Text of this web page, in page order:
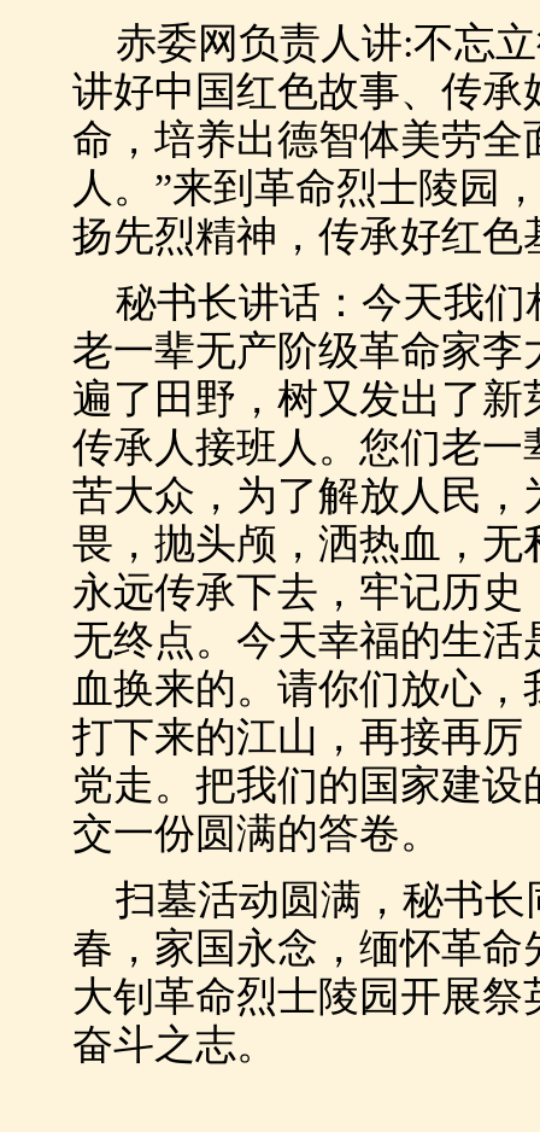
赤委网负责人讲:不忘
讲好中国红色故事、传
命，培养出德智体美劳
人。”来到革命烈士陵园
扬先烈精神，传承好红色
秘书长讲话：今天我们
老一辈无产阶级革命家
遍了田野，树又发出了
传承人接班人。您们老
苦大众，为了解放人民
畏，抛头颅，洒热血，
永远传承下去，牢记历
无终点。今天幸福的生
血换来的。请你们放心
打下来的江山，再接再
党走。把我们的国家建
交一份圆满的答卷。
扫墓活动圆满，秘书长
春，家国永念，缅怀革
大钊革命烈士陵园开展
奋斗之志。